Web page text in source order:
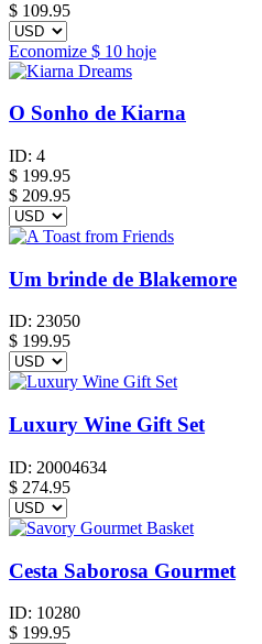
$ 109.95
Economize $ 10 hoje
O Sonho de Kiarna
ID: 4
$ 199.95
$ 209.95
Um brinde de Blakemore
ID: 23050
$ 199.95
Luxury Wine Gift Set
ID: 20004634
$ 274.95
Cesta Saborosa Gourmet
ID: 10280
$ 199.95